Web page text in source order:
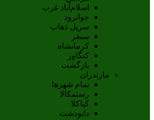
اسلام‌‌آباد غرب
جوانرود
سرپل ذهاب
سنقر
کرمانشاه
کنگاور
بازگشت
مازندران
تمام شهر‌ها
رستمکالا
کیاکلا
دابودشت